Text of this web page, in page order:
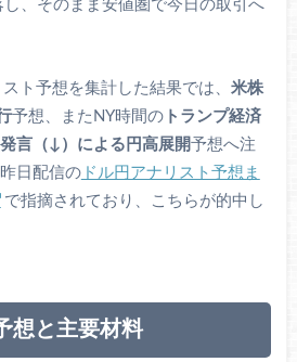
、そのまま安値圏で今日の取引へ
ト予想を集計した結果では、 米株
予想、またNY時間のトランプ経済
言（↓）による円高展開予想へ注
日配信のドル円アナリスト予想ま
で指摘されており、こちらが的中し
想と主要材料